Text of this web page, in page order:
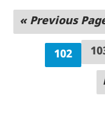
« Previous
102